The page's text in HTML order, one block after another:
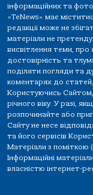
інформаційних та
«TeNews» має
редакції може не
матеріали не
висвітлення теми, про
достовірність та
поділяти погляди та
коментарях до
Користуючись Сайтом,
річного віку. У разі,
розпочинайте або
Сайту не несе
та його сервісів
Матеріали з поміткою
Інформаційні
власністю інтернет-